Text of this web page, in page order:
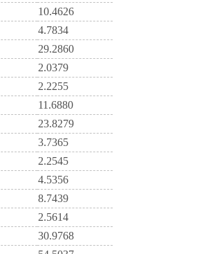
10.4626
4.7834
29.2860
2.0379
2.2255
11.6880
23.8279
3.7365
2.2545
4.5356
8.7439
2.5614
30.9768